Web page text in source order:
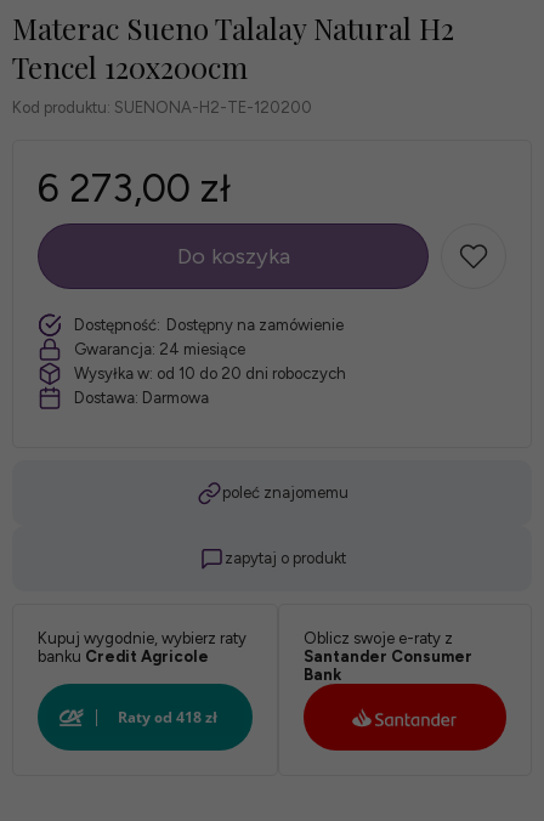
Materac Sueno Talalay Natural H2
Tencel 120x200cm
Kod produktu: SUENONA-H2-TE-120200
6 273,00 zł
szt.
Do koszyka
Dostępność: Dostępny na zamówienie
Gwarancja: 24 miesiące
Wysyłka w: od 10 do 20 dni roboczych
Dostawa: Darmowa
poleć znajomemu
zapytaj o produkt
Kupuj wygodnie, wybierz raty
banku Credit Agricole
Oblicz swoje e-raty z
Santander Consumer
Bank